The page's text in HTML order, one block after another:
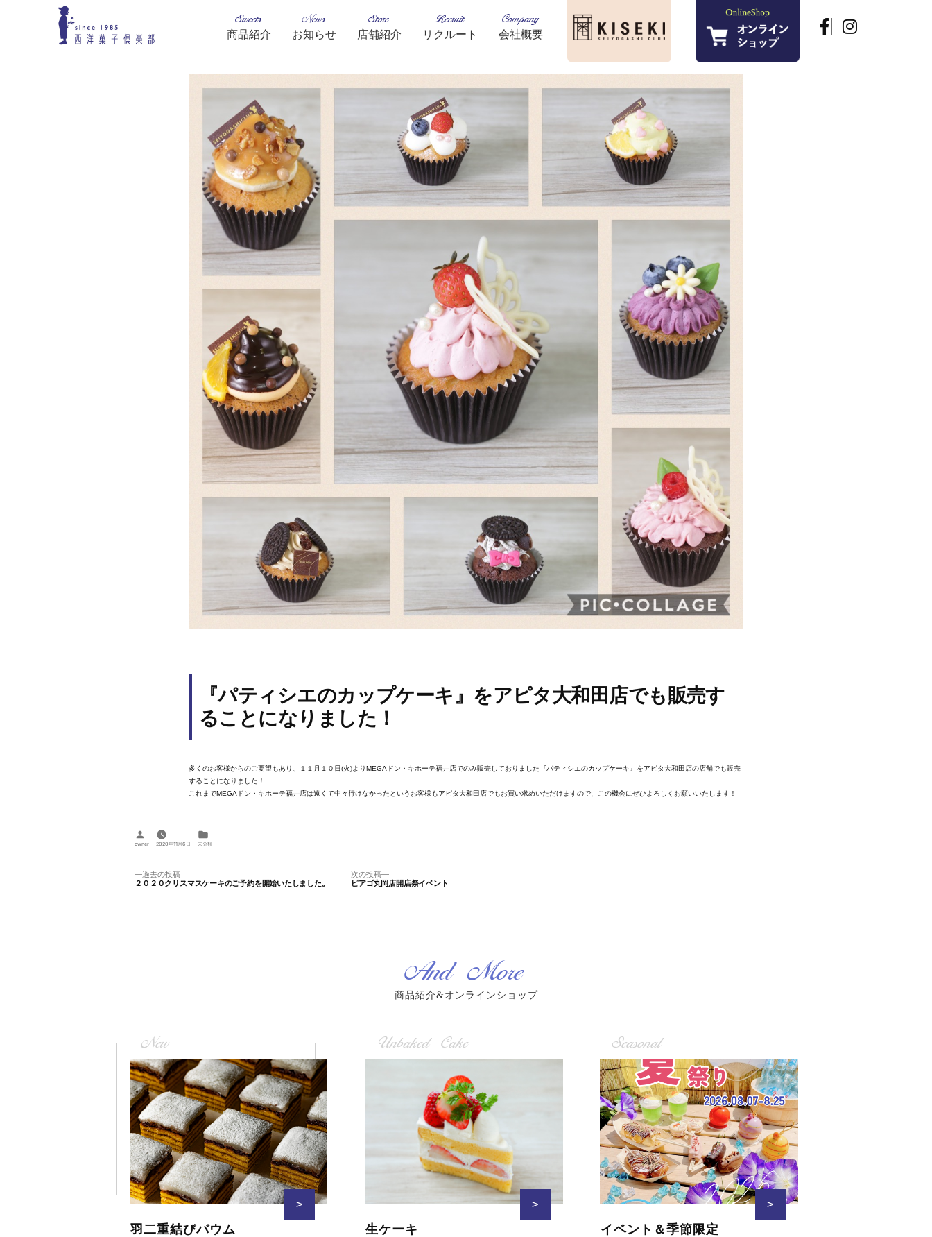
Sweets
商品紹介
News
お知らせ
Store
店舗紹介
Recruit
リクルート
Company
会社概要
『パティシエのカップケーキ』をアピタ大和田店でも販売す
ることになりました！
多くのお客様からのご要望もあり、１１月１０日(火)よりMEGAドン・キホーテ福井店でのみ販売しておりました『パティシエのカップケーキ』をアピタ大和田店の店舗でも販売
することになりました！
これまでMEGAドン・キホーテ福井店は遠くて中々行けなかったというお客様もアピタ大和田店でもお買い求めいただけますので、この機会にぜひよろしくお願いいたします！
owner 2020年11月6日
テ
未分類
過去の投稿過
去
２０２０クリスマスケーキのご予約を開始いたしました。
次の投稿
次
の
ピアゴ丸岡店開店祭イベント
And More
商品紹介&オンラインショップ
New
>
羽二重結びバウム
Unbaked Cake
>
生ケーキ
Seasonal
>
イベント＆季節限定